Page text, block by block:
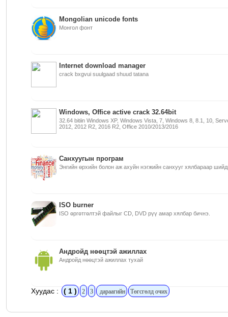
Mongolian unicode fonts
Монгол фонт
Internet download manager
crack bxgvui suulgaad shuud tatana
Windows, Office active crack 32.64bit
32.64 bitiin Windows XP, Windows Vista, 7, Windows 8, 8.1, 10,
2012, 2012 R2, 2016 R2, Office 2010/2013/2016
Санхуугын програм
Энгийн өрхийн болон аж ахуйн нэгжийн санхууг хялбараар
ISO burner
ISO өргөтгөлтэй файлыг CD, DVD рүү амар хялбар бичнэ.
Андройд нөөцтэй ажиллах
Андройд нөөцтэй ажиллах тухай
Хуудас : ( 1 ) 2 3 дараагийн Төгсгөлд очих